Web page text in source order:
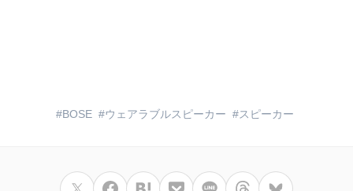
BOSE ウェアラブルスピーカー スピーカー